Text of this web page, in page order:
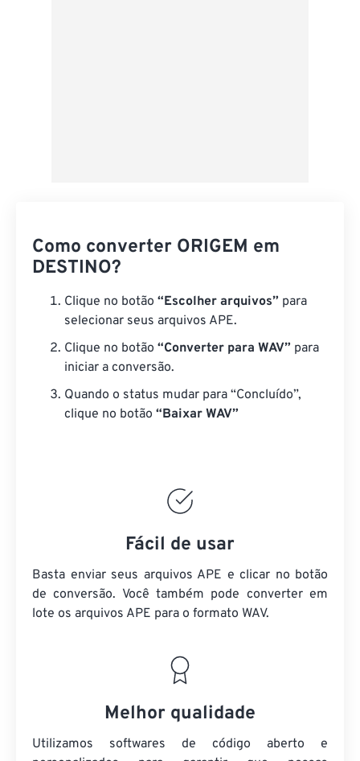
Como converter ORIGEM em
DESTINO?
Clique no botão “Escolher arquivos” para
selecionar seus arquivos APE.
Clique no botão “Converter para WAV” para
iniciar a conversão.
Quando o status mudar para “Concluído”,
clique no botão “Baixar WAV”
Fácil de usar
Basta enviar seus arquivos APE e clicar no botão
de conversão. Você também pode converter em
lote os arquivos APE para o formato WAV.
Melhor qualidade
Utilizamos softwares de código aberto e